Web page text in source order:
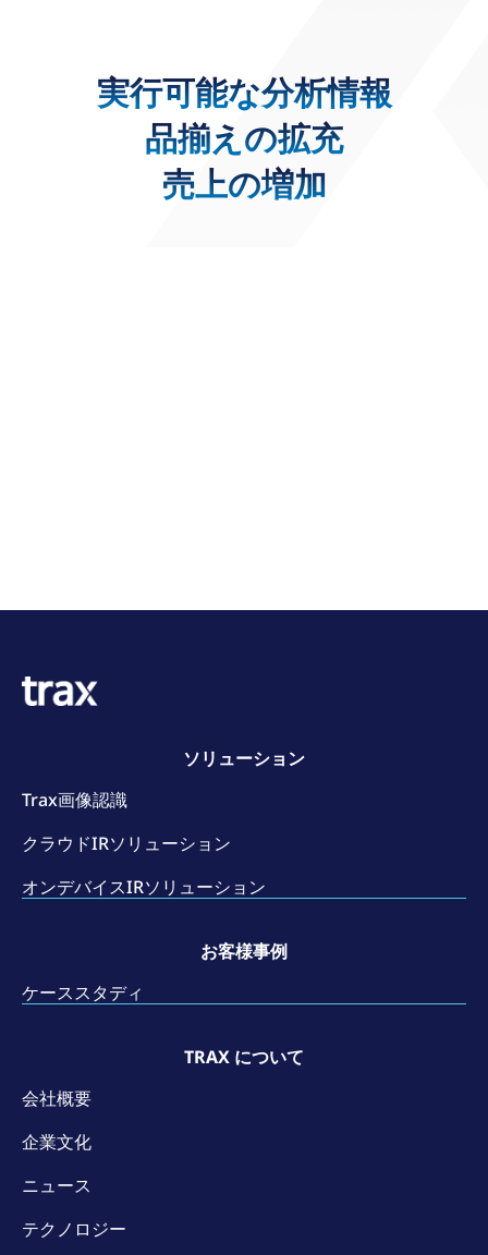
実行可能な分析情報
品揃えの拡充
売上の増加
ソリューション
Trax画像認識
クラウドIRソリューション
オンデバイスIRソリューション
お客様事例
ケーススタディ
TRAX について
会社概要
企業文化
ニュース
テクノロジー